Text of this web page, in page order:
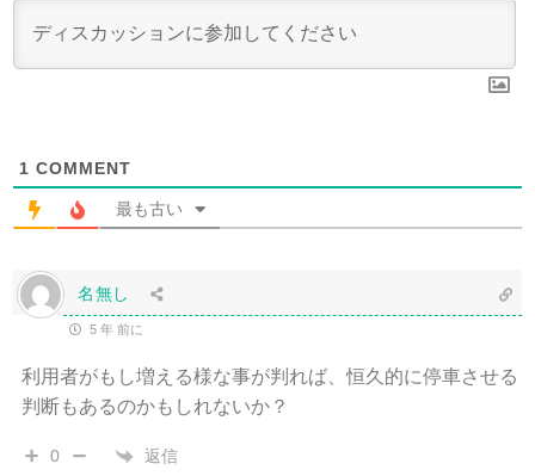
1 COMMENT
最も古い
名無し
5 年 前に
利用者がもし増える様な事が判れば、恒久的に停車させる
判断もあるのかもしれないか？
0 返信